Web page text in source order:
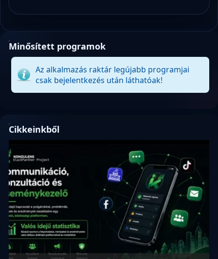
Minősített programok
Az alkalmazás raktár legújabb programjai
csak bejelentkezés után láthatóak!
Cikkeinkből